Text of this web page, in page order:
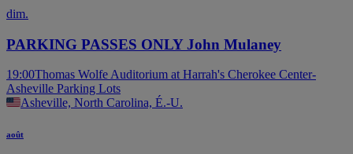
dim.
PARKING PASSES ONLY John Mulaney
19:00Thomas Wolfe Auditorium at Harrah's Cherokee Center-
Asheville Parking Lots
Asheville, North Carolina, É.-U.
août